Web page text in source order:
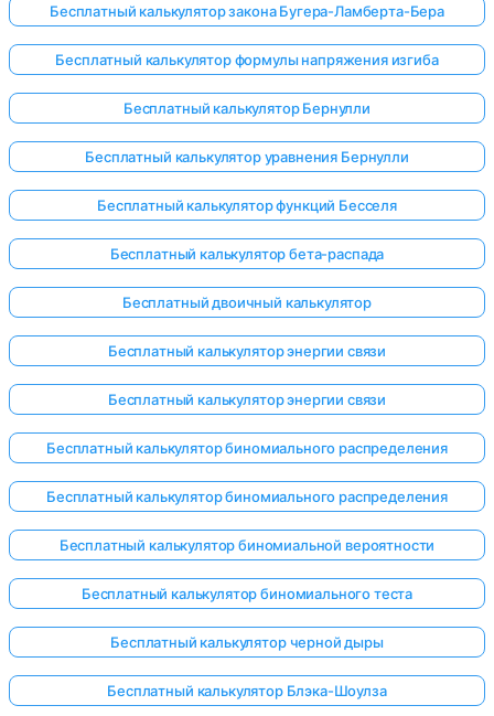
Бесплатный калькулятор закона Бугера-Ламберта-Бера
Бесплатный калькулятор формулы напряжения изгиба
Бесплатный калькулятор Бернулли
Бесплатный калькулятор уравнения Бернулли
Бесплатный калькулятор функций Бесселя
Бесплатный калькулятор бета-распада
Бесплатный двоичный калькулятор
Бесплатный калькулятор энергии связи
Бесплатный калькулятор энергии связи
Бесплатный калькулятор биномиального распределения
Бесплатный калькулятор биномиального распределения
Бесплатный калькулятор биномиальной вероятности
Бесплатный калькулятор биномиального теста
Бесплатный калькулятор черной дыры
Бесплатный калькулятор Блэка-Шоулза